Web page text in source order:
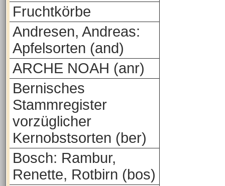
Fruchtkörbe
Andresen, Andreas:
Apfelsorten (and)
ARCHE NOAH (anr)
Bernisches
Stammregister
vorzüglicher
Kernobstsorten (ber)
Bosch: Rambur,
Renette, Rotbirn (bos)